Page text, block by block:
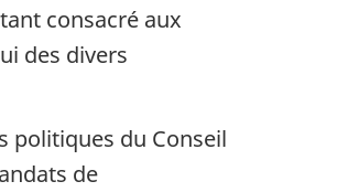
consacré aux
des divers
politiques du Conseil
de